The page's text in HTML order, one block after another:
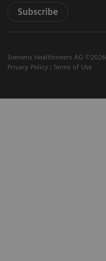
Subscribe
Siemens Healthineers AG ©2026
Privacy Policy
Terms of Use